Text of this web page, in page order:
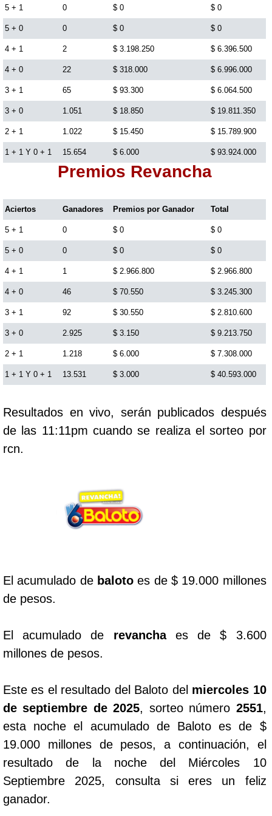
Lotería del Cauca
Lotería de Boyaca
Extra de Colombia
Antioqueñita Día
Antioqueñita Tarde
Astro Sol
Astro Luna
Cafeterito Tarde
Cafeterito Noche
Caribeña Día
Chontico Día
Culona día
Dorado Mañana
Dorado Noche
Fantástica Día
Fantástica Noche
Motilon Tarde
Motilon Noche
5 + 1 0 $ 0 $ 0
5 + 0 0 $ 0 $ 0
4 + 1 2 $ 3.198.250 $ 6.396.500
4 + 0 22 $ 318.000 $ 6.996.000
3 + 1 65 $ 93.300 $ 6.064.500
3 + 0 1.051 $ 18.850 $ 19.811.350
2 + 1 1.022 $ 15.450 $ 15.789.900
1 + 1 Y 0 + 1 15.654 $ 6.000 $ 93.924.000
Premios Revancha
Aciertos Ganadores Premios por Ganador Total
5 + 1 0 $ 0 $ 0
5 + 0 0 $ 0 $ 0
4 + 1 1 $ 2.966.800 $ 2.966.800
4 + 0 46 $ 70.550 $ 3.245.300
3 + 1 92 $ 30.550 $ 2.810.600
3 + 0 2.925 $ 3.150 $ 9.213.750
2 + 1 1.218 $ 6.000 $ 7.308.000
1 + 1 Y 0 + 1 13.531 $ 3.000 $ 40.593.000
Resultados en vivo, serán publicados después
de las 11:11pm cuando se realiza el sorteo por
rcn.
El acumulado de balotoes de $ 19.000 millones
de pesos.
El acumulado de revanchaes de $ 3.600
millones de pesos.
Este es el resultado del Baloto del miercoles 10
de septiembre de 2025, sorteo número 2551,
esta noche el acumulado de Baloto es de $
19.000 millones de pesos, a continuación, el
resultado de la noche del Miércoles 10
Septiembre 2025, consulta si eres un feliz
ganador.